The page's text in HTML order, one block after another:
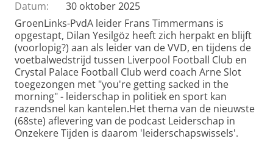
Datum:
30 oktober 2025
GroenLinks-PvdA leider Frans Timmermans is
opgestapt, Dilan Yesilgöz heeft zich herpakt en blijft
(voorlopig?) aan als leider van de VVD, en tijdens de
voetbalwedstrijd tussen Liverpool Football Club en
Crystal Palace Football Club werd coach Arne Slot
toegezongen met "you're getting sacked in the
morning" - leiderschap in politiek en sport kan
razendsnel kan kantelen.Het thema van de nieuwste
(68ste) aflevering van de podcast Leiderschap in
Onzekere Tijden is daarom 'leiderschapswissels'.